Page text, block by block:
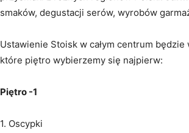
smaków, degustacji serów, wyrobów
Ustawienie Stoisk w całym centrum
które piętro wybierzemy się najpierw:
Piętro -1
1. Oscypki